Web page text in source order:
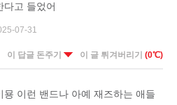
다고 들었어
07-31
이 답글 돈주기 이 글 튀겨버리기 (0℃)
이런 밴드나 아예 재즈하는 애들